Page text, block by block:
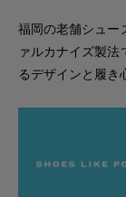
福岡の老舗シュー
ァルカナイズ製
るデザインと履き